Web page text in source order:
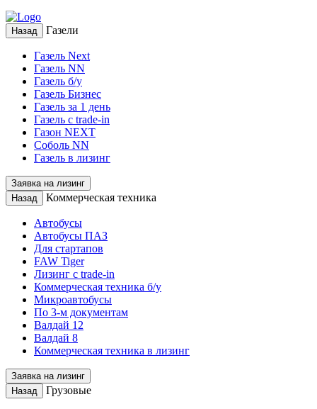
Назад Газели
Газель Next
Газель NN
Газель б/у
Газель Бизнес
Газель за 1 день
Газель с trade-in
Газон NEXT
Соболь NN
Газель в лизинг
Заявка на лизинг
Назад
Коммерческая техника
Автобусы
Автобусы ПАЗ
Для стартапов
FAW Tiger
Лизинг с trade-in
Коммерческая техника б/у
Микроавтобусы
По 3-м документам
Валдай 12
Валдай 8
Коммерческая техника в лизинг
Заявка на лизинг
Назад
Грузовые